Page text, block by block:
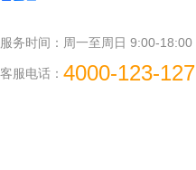
服务时间： 周一至周日 9:00-18:00
客服电话： 4000-123-127